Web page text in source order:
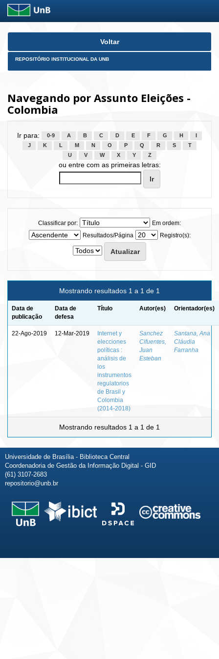
Skip
Voltar
REPOSITÓRIO INSTITUCIONAL DA UNB
Navegando por Assunto Eleições -
Colombia
Ir para: 0-9 A B C D E F G H
J
K L M N O P Q R S
T
U
V W X Y Z
ou entre com as primeiras letras:
Classificar por:
Em ordem:
Resultados/Página
Registro(s):
Mostrando resultados 1 a 1 de 1
Data de
publicação
Data de
defesa
Título Autor(es) Orientador(es)
22-Ago-2019 12-Mar-2019
Internet y
elecciones
políticas :
análisis de
los
instrumentos
regulatorios
de Brasil y
Colombia
(2014-2018)
Sanchez
Cifuentes,
Juan
Esteban
Santana, Ana
Cláudia
Farranha
Mostrando resultados 1 a 1 de 1
Universidade de Brasília - Biblioteca Central
Coordenadoria de Gestão da Informação Digital - GID
(61) 3107-2683
repositorio@unb.br